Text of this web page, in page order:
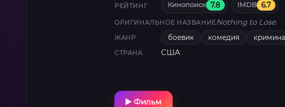
РЕЙТИНГ Кинопоиск 7.8 IMDB 6.7
ОРИГИНАЛЬНОЕ НАЗВАНИЕNothing to Lose
ЖАНР боевик комедия
СТРАНА США
Фильм